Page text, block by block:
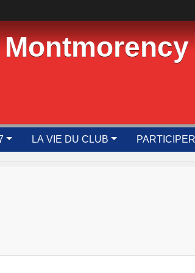
LA VIE DU CLUB PARTICIPER